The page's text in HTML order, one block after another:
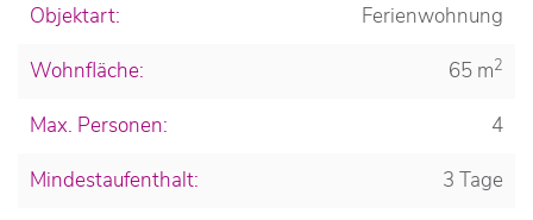
Objektart:
Ferienwohnung
Wohnfläche:
65 m2
Max. Personen:
4
Mindestaufenthalt:
3 Tage